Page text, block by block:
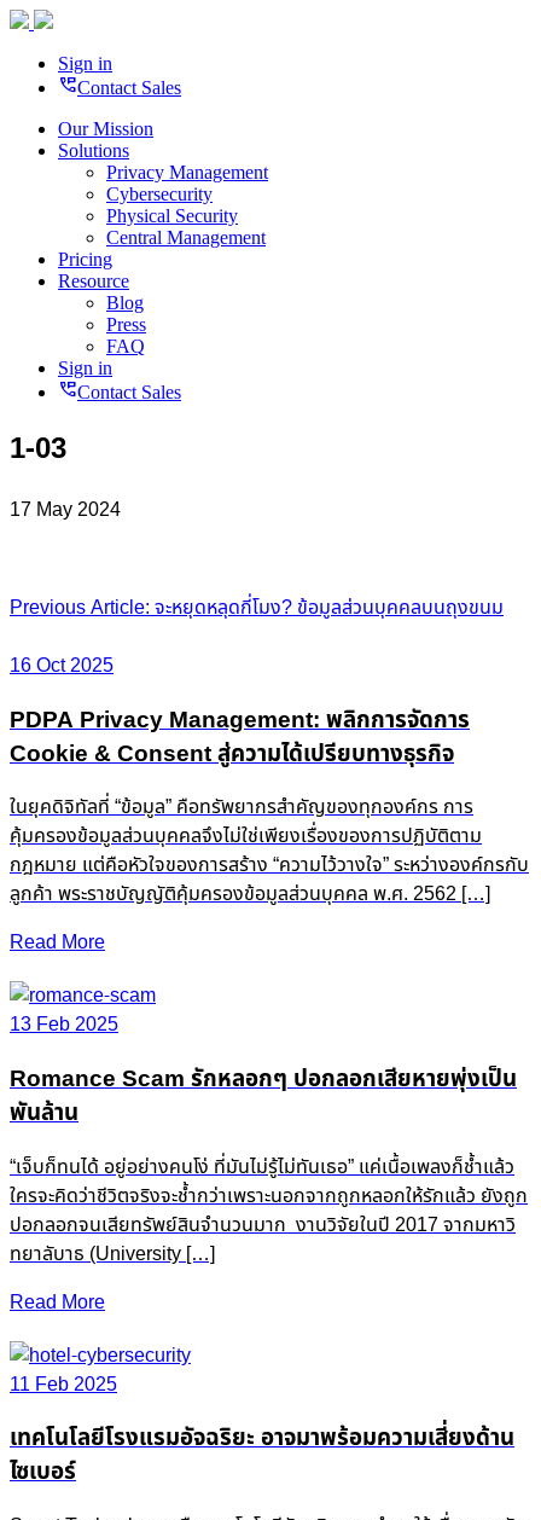
Sign in
perm_phone_msgContact Sales
Our Mission
Solutions
Privacy Management
Cybersecurity
Physical Security
Central Management
Pricing
Resource
Blog
Press
FAQ
Sign in
perm_phone_msgContact Sales
1-03
17 May 2024
Post
navigation
Previous Article: จะหยุดหลุดกี่โมง? ข้อมูลส่วนบุคคลบนถุงขนม
16 Oct 2025
PDPA Privacy Management: พลิกการจัดการ
Cookie & Consent สู่ความได้เปรียบทางธุรกิจ
ในยุคดิจิทัลที่ “ข้อมูล” คือทรัพยากรสำคัญของทุกองค์กร การ
คุ้มครองข้อมูลส่วนบุคคลจึงไม่ใช่เพียงเรื่องของการปฏิบัติตาม
กฎหมาย แต่คือหัวใจของการสร้าง “ความไว้วางใจ” ระหว่างองค์กรกับ
ลูกค้า พระราชบัญญัติคุ้มครองข้อมูลส่วนบุคคล พ.ศ. 2562 […]
Read More
13 Feb 2025
Romance Scam รักหลอกๆ ปอกลอกเสียหายพุ่งเป็น
พันล้าน
“เจ็บก็ทนได้ อยู่อย่างคนโง่ ที่มันไม่รู้ไม่ทันเธอ” แค่เนื้อเพลงก็ช้ำแล้ว
ใครจะคิดว่าชีวิตจริงจะช้ำกว่าเพราะนอกจากถูกหลอกให้รักแล้ว ยังถูก
ปอกลอกจนเสียทรัพย์สินจำนวนมาก งานวิจัยในปี 2017 จากมหาวิ
ทยาลับาธ (University […]
Read More
11 Feb 2025
เทคโนโลยีโรงแรมอัจฉริยะ อาจมาพร้อมความเสี่ยงด้าน
ไซเบอร์